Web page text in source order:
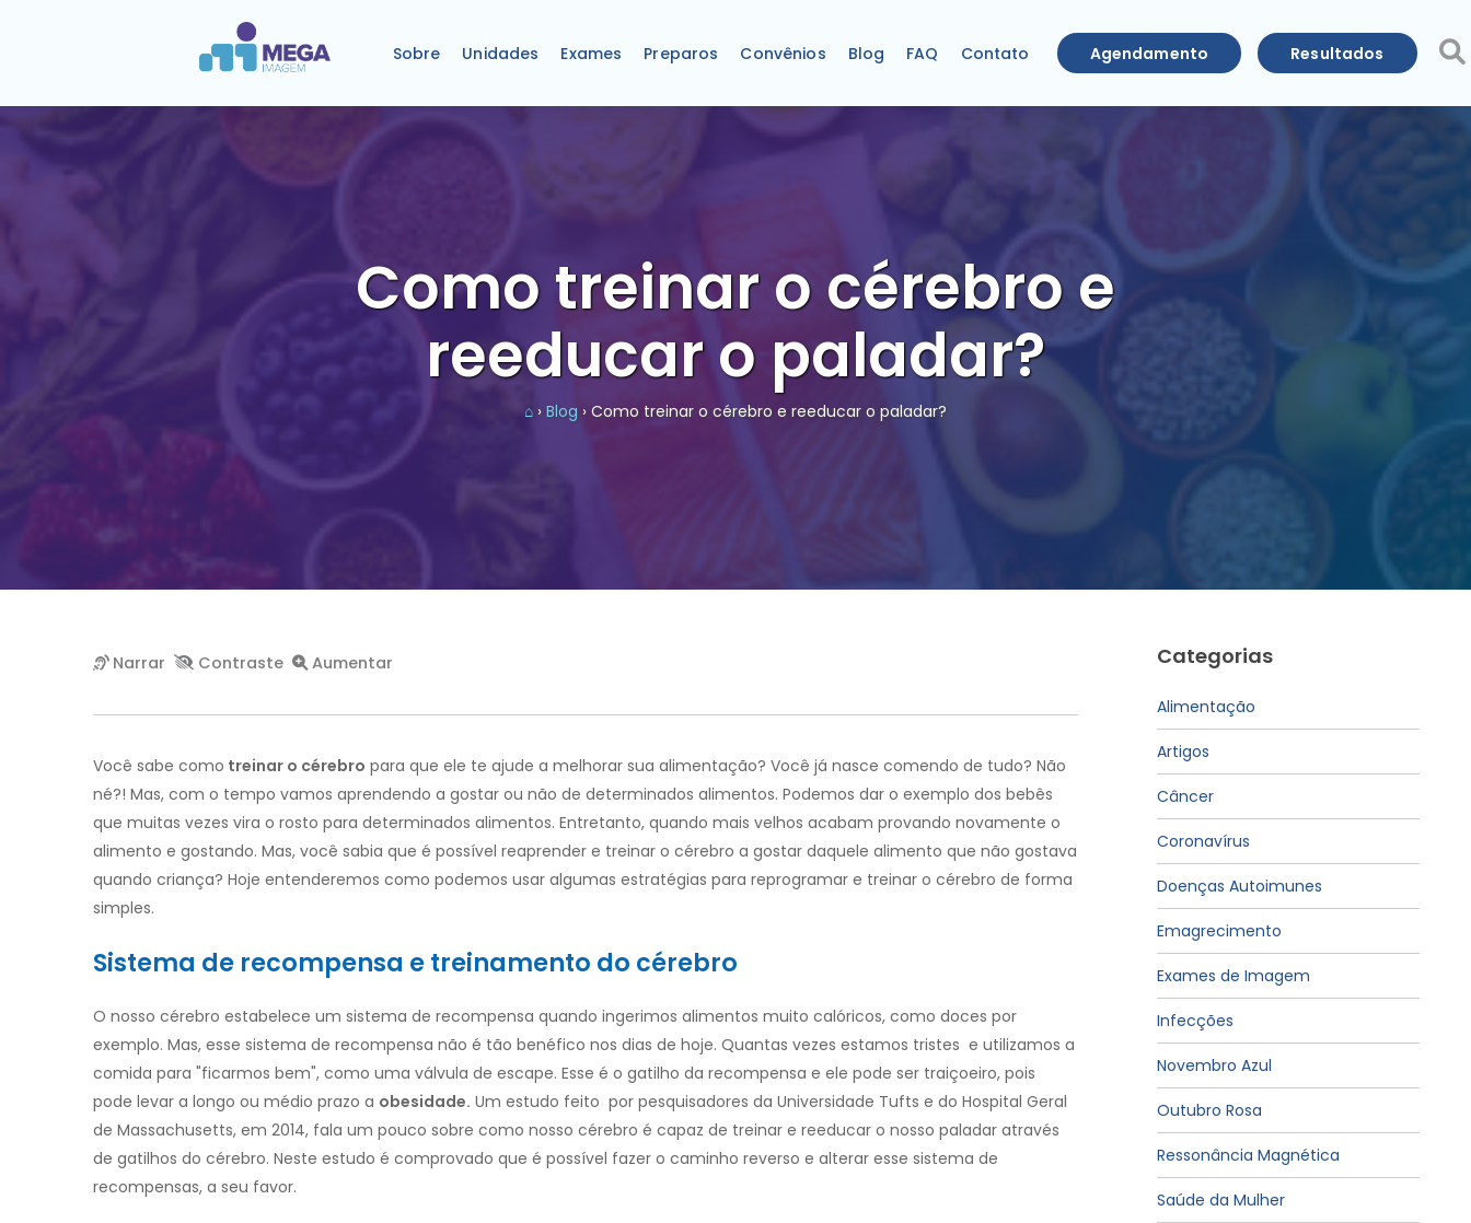
Sobre Unidades Exames Preparos Convênios Blog FAQ Contato Agendamento Resultados
Como treinar o cérebro e
reeducar o paladar?
⌂ › Blog › Como treinar o cérebro e reeducar o paladar?
Você sabe como treinar o cérebro para que ele te ajude a melhorar sua alimentação? Você já nasce comendo de tudo? Não
né?! Mas, com o tempo vamos aprendendo a gostar ou não de determinados alimentos. Podemos dar o exemplo dos bebês
que muitas vezes vira o rosto para determinados alimentos. Entretanto, quando mais velhos acabam provando novamente o
alimento e gostando. Mas, você sabia que é possível reaprender e treinar o cérebro a gostar daquele alimento que não gostava
quando criança? Hoje entenderemos como podemos usar algumas estratégias para reprogramar e treinar o cérebro de forma
simples.
Sistema de recompensa e treinamento do cérebro
O nosso cérebro estabelece um sistema de recompensa quando ingerimos alimentos muito calóricos, como doces por
exemplo. Mas, esse sistema de recompensa não é tão benéfico nos dias de hoje. Quantas vezes estamos tristes e utilizamos a
comida para "ficarmos bem", como uma válvula de escape. Esse é o gatilho da recompensa e ele pode ser traiçoeiro, pois
pode levar a longo ou médio prazo a obesidade. Um estudo feito por pesquisadores da Universidade Tufts e do Hospital Geral
de Massachusetts, em 2014, fala um pouco sobre como nosso cérebro é capaz de treinar e reeducar o nosso paladar através
de gatilhos do cérebro. Neste estudo é comprovado que é possível fazer o caminho reverso e alterar esse sistema de
recompensas, a seu favor.
Categorias
Alimentação
Artigos
Câncer
Coronavírus
Doenças Autoimunes
Emagrecimento
Exames de Imagem
Infecções
Novembro Azul
Outubro Rosa
Ressonância Magnética
Saúde da Mulher